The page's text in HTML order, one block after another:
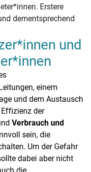
Erstere
dementsprechend
und
einem
und dem Austausch
der
Verbrauch und
sein, die
Um der Gefahr
dabei aber nicht
die